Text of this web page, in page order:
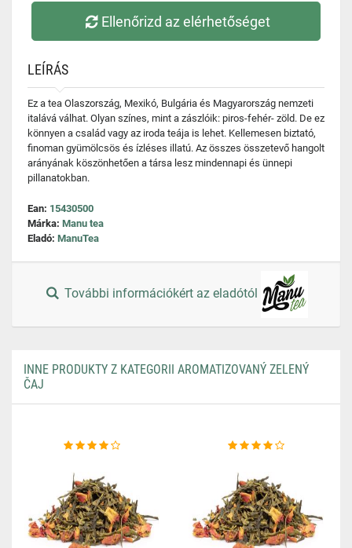
Ellenőrizd az elérhetőséget
LEÍRÁS
Ez a tea Olaszország, Mexikó, Bulgária és Magyarország nemzeti
italává válhat. Olyan színes, mint a zászlóik: piros-fehér- zöld. De ez
könnyen a család vagy az iroda teája is lehet. Kellemesen biztató,
finoman gyümölcsös és ízléses illatú. Az összes összetevő hangolt
arányának köszönhetően a társa lesz mindennapi és ünnepi
pillanatokban.
Ean: 15430500
Márka: Manu tea
Eladó: ManuTea
További információkért az eladótól
INNE PRODUKTY Z KATEGORII AROMATIZOVANÝ ZELENÝ
ČAJ